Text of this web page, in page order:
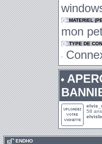
MATERIEL
mon
TYPE DE
58
ENDHO